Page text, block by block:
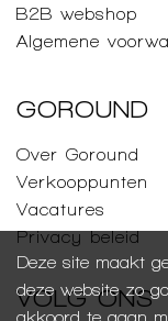
Deze site maakt
deze website zo
akkoord te gaan
B2B webshop
Algemene
GOROUND
Over Goround
Verkooppunten
Vacatures
Privacy beleid
VOLG ONS